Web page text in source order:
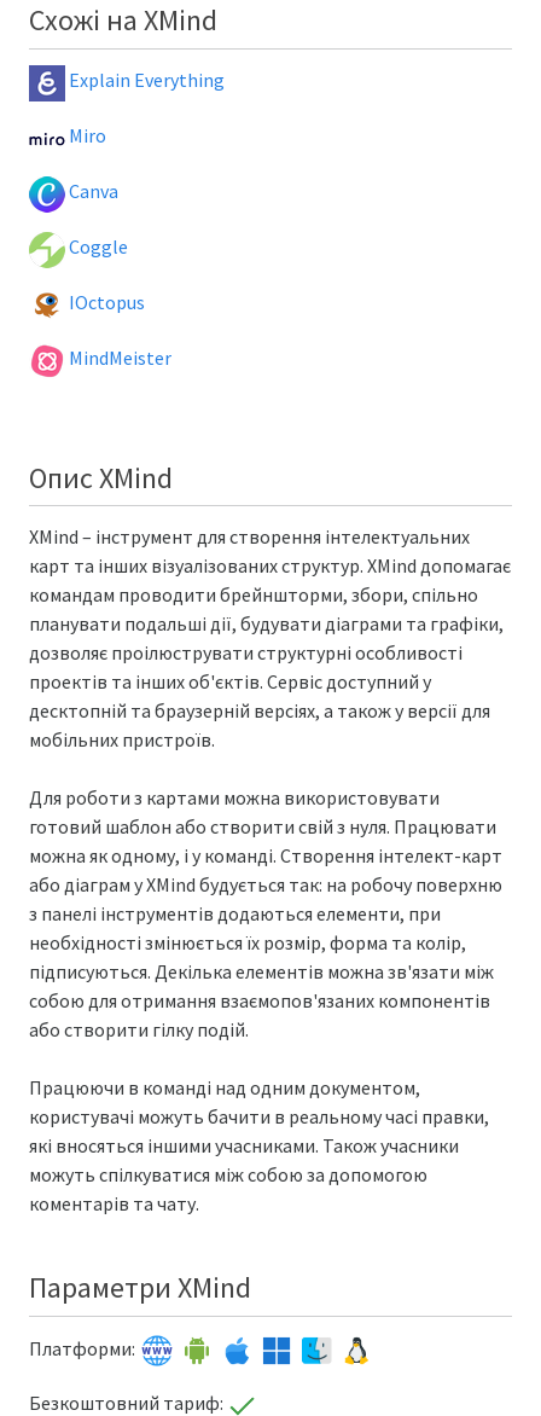
Схожі на XMind
Explain Everything
Miro
Canva
Coggle
IOctopus
MindMeister
Опис XMind
XMind – інструмент для створення інтелектуальних
карт та інших візуалізованих структур. XMind допомагає
командам проводити брейншторми, збори, спільно
планувати подальші дії, будувати діаграми та графіки,
дозволяє проілюструвати структурні особливості
проектів та інших об'єктів. Сервіс доступний у
десктопній та браузерній версіях, а також у версії для
мобільних пристроїв.
Для роботи з картами можна використовувати
готовий шаблон або створити свій з нуля. Працювати
можна як одному, і у команді. Створення інтелект-карт
або діаграм у XMind будується так: на робочу поверхню
з панелі інструментів додаються елементи, при
необхідності змінюється їх розмір, форма та колір,
підписуються. Декілька елементів можна зв'язати між
собою для отримання взаємопов'язаних компонентів
або створити гілку подій.
Працюючи в команді над одним документом,
користувачі можуть бачити в реальному часі правки,
які вносяться іншими учасниками. Також учасники
можуть спілкуватися між собою за допомогою
коментарів та чату.
Параметри XMind
Платформи:
Безкоштовний тариф: